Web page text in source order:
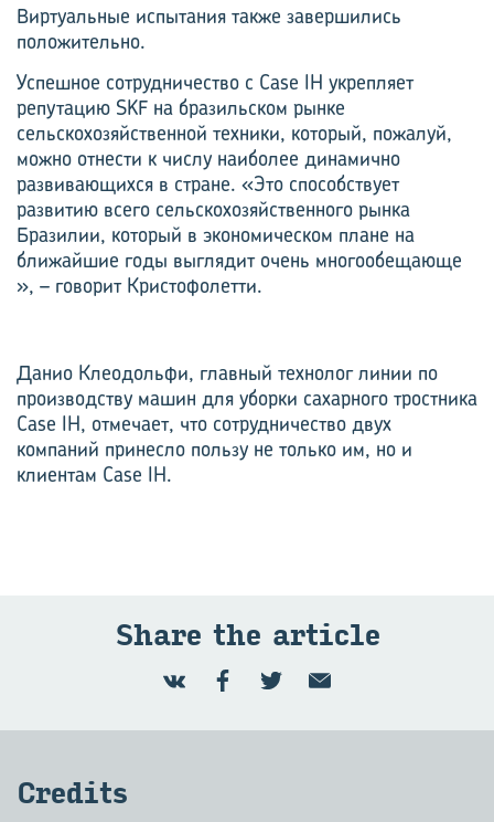
Виртуальные испытания также завершились
положительно.
Успешное сотрудничество с Case IH укрепляет
репутацию SKF на бразильском рынке
сельскохозяйственной техники, который, пожалуй,
можно отнести к числу наиболее динамично
развивающихся в стране. «Это способствует
развитию всего сельскохозяйственного рынка
Бразилии, который в экономическом плане на
ближайшие годы выглядит очень многообещающе
», – говорит Кристофолетти.
Данио Клеодольфи, главный технолог линии по
производству машин для уборки сахарного тростника
Case IH, отмечает, что сотрудничество двух
компаний принесло пользу не только им, но и
клиентам Case IH.
Share the article
Credits